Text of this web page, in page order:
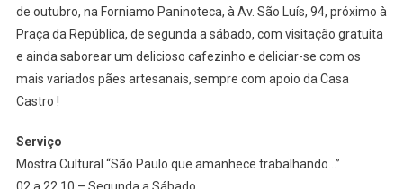
de outubro, na Forniamo Paninoteca, à Av. São Luís, 94, próximo à
Praça da República, de segunda a sábado, com visitação gratuita
e ainda saborear um delicioso cafezinho e deliciar-se com os
mais variados pães artesanais, sempre com apoio da Casa
Castro !
Serviço
Mostra Cultural “São Paulo que amanhece trabalhando…”